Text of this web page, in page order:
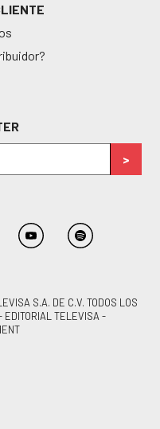
S.A. DE C.V. TODOS LOS
EDITORIAL TELEVISA -